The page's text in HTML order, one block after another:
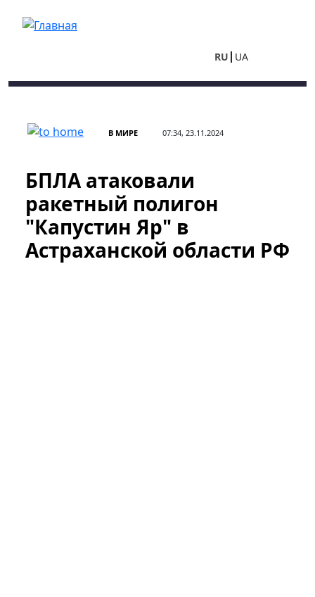
RU UA
В МИРЕ 07:34, 23.11.2024
БПЛА атаковали
ракетный полигон
"Капустин Яр" в
Астраханской области РФ